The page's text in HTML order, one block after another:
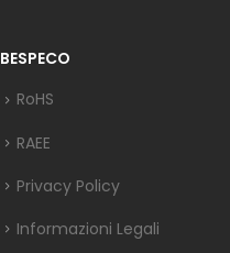
BESPECO
RoHS
RAEE
Privacy Policy
Informazioni Legali